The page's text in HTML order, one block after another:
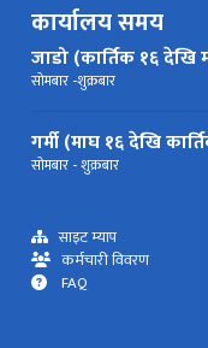
कार्यालय समय
जाडो (कार्तिक १६ देखि
सोमबार -शुक्रबार
गर्मी (माघ १६ देखि
सोमबार - शुक्रबार
साइट म्याप
कर्मचारी विवरण
FAQ